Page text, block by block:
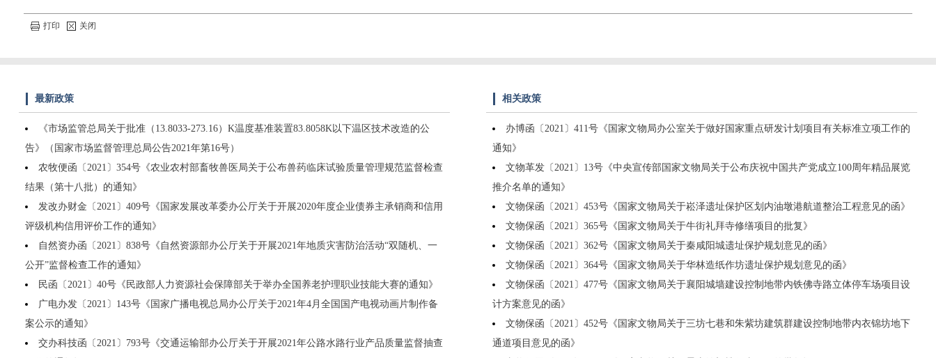
打印 关闭
最新政策
《市场监管总局关于批准（13.8033-273.16）K温度基准装置83.8058K以下温区技术改造的公
告》（国家市场监督管理总局公告2021年第16号）
农牧便函〔2021〕354号《农业农村部畜牧兽医局关于公布兽药临床试验质量管理规范监督检查
结果（第十八批）的通知》
发改办财金〔2021〕409号《国家发展改革委办公厅关于开展2020年度企业债券主承销商和信用
评级机构信用评价工作的通知》
自然资办函〔2021〕838号《自然资源部办公厅关于开展2021年地质灾害防治活动“双随机、一
公开”监督检查工作的通知》
民函〔2021〕40号《民政部人力资源社会保障部关于举办全国养老护理职业技能大赛的通知》
广电办发〔2021〕143号《国家广播电视总局办公厅关于2021年4月全国国产电视动画片制作备
案公示的通知》
交办科技函〔2021〕793号《交通运输部办公厅关于开展2021年公路水路行业产品质量监督抽查
相关政策
办博函〔2021〕411号《国家文物局办公室关于做好国家重点研发计划项目有关标准立项工作的
通知》
文物革发〔2021〕13号《中央宣传部国家文物局关于公布庆祝中国共产党成立100周年精品展览
推介名单的通知》
文物保函〔2021〕453号《国家文物局关于崧泽遗址保护区划内油墩港航道整治工程意见的函》
文物保函〔2021〕365号《国家文物局关于牛街礼拜寺修缮项目的批复》
文物保函〔2021〕362号《国家文物局关于秦咸阳城遗址保护规划意见的函》
文物保函〔2021〕364号《国家文物局关于华林造纸作坊遗址保护规划意见的函》
文物保函〔2021〕477号《国家文物局关于襄阳城墙建设控制地带内铁佛寺路立体停车场项目设
计方案意见的函》
文物保函〔2021〕452号《国家文物局关于三坊七巷和朱紫坊建筑群建设控制地带内衣锦坊地下
通道项目意见的函》